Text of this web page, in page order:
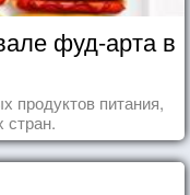
фуд-арта в
продуктов питания,
стран.